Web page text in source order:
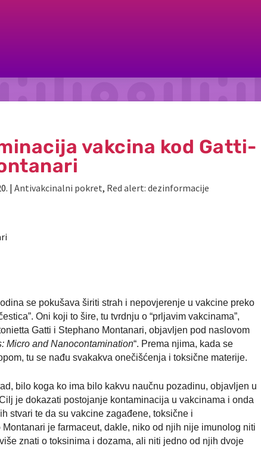
vakcina kod Gatti-
| Antivakcinalni pokret, Red alert: dezinformacije
se pokušava širiti strah i nepovjerenje u vakcine preko
Oni koji to šire, tu tvrdnju o “prljavim vakcinama”,
Gatti i Stephano Montanari, objavljen pod naslovom
Micro and Nanocontamination“. Prema njima, kada se
tu se nađu svakakva onečišćenja i toksične materije.
bilo koga ko ima bilo kakvu naučnu pozadinu, objavljen u
je dokazati postojanje kontaminacija u vakcinama i onda
stvari te da su vakcine zagađene, toksične i
je farmaceut, dakle, niko od njih nije imunolog niti
znati o toksinima i dozama, ali niti jedno od njih dvoje